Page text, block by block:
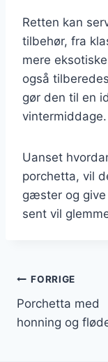
Retten kan
tilbehør, fra
mere
også
gør den til en
vintermiddage.
Uanset
porchetta, vil
gæster og give
sent vil
FORRIGE
Porchetta med
honning og